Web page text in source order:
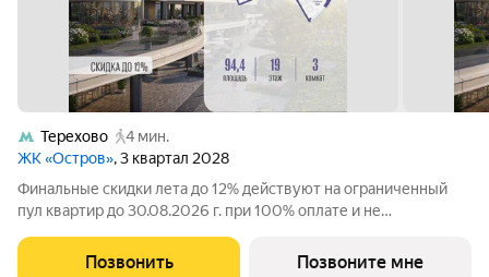
Терехово
4 мин.
ЖК «Остров», 3 квартал 2028
Финальные скидки лета до 12% действуют на ограниченный
пул квартир до 30.08.2026 г. при 100% оплате и не
застройщика: общая площадь 94.42 м, жилая 36.70 м, кухня
Позвонить Позвоните мне